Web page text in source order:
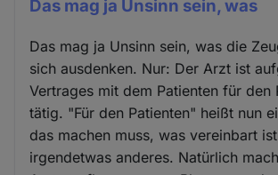
Das mag ja Unsinn sein, was
Das mag ja Unsinn sein, was die
sich ausdenken. Nur: Der Arzt ist
Vertrages mit dem Patienten für den
tätig. "Für den Patienten" heißt nun
das machen muss, was vereinbart
irgendetwas anderes. Natürlich